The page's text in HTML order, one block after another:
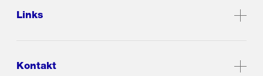
Links
Kontakt